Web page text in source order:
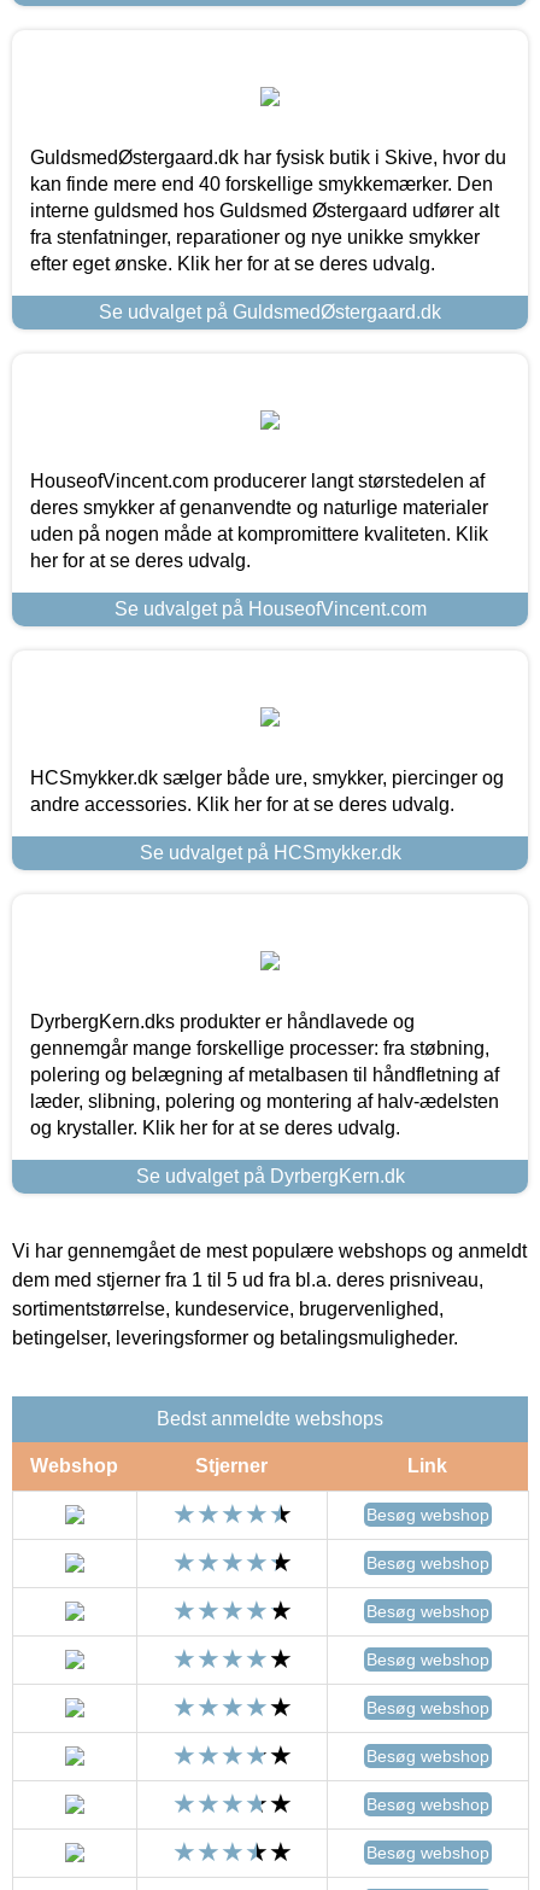
GuldsmedØstergaard.dk har fysisk butik i Skive, hvor du
kan finde mere end 40 forskellige smykkemærker. Den
interne guldsmed hos Guldsmed Østergaard udfører alt
fra stenfatninger, reparationer og nye unikke smykker
efter eget ønske. Klik her for at se deres udvalg.
Se udvalget på GuldsmedØstergaard.dk
HouseofVincent.com producerer langt størstedelen af
deres smykker af genanvendte og naturlige materialer
uden på nogen måde at kompromittere kvaliteten. Klik
her for at se deres udvalg.
Se udvalget på HouseofVincent.com
HCSmykker.dk sælger både ure, smykker, piercinger og
andre accessories. Klik her for at se deres udvalg.
Se udvalget på HCSmykker.dk
DyrbergKern.dks produkter er håndlavede og
gennemgår mange forskellige processer: fra støbning,
polering og belægning af metalbasen til håndfletning af
læder, slibning, polering og montering af halv-ædelsten
og krystaller. Klik her for at se deres udvalg.
Se udvalget på DyrbergKern.dk
Vi har gennemgået de mest populære webshops og anmeldt
dem med stjerner fra 1 til 5 ud fra bl.a. deres prisniveau,
sortimentstørrelse, kundeservice, brugervenlighed,
betingelser, leveringsformer og betalingsmuligheder.
Bedst anmeldte webshops
Webshop Stjerner Link
Besøg webshop
Besøg webshop
Besøg webshop
Besøg webshop
Besøg webshop
Besøg webshop
Besøg webshop
Besøg webshop